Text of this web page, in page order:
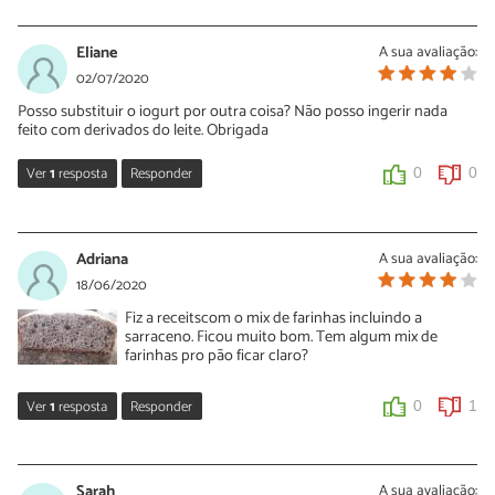
04/08/2020
Oi Fernanda, use uma ou duas formas de pão com
aproximadamente 10 x 20 cm.
A sua avaliação:
Eliane
02/07/2020
Posso substituir o iogurt por outra coisa? Não posso ingerir nada
feito com derivados do leite. Obrigada
Ver1resposta Responder 0 0
03/07/2020
Oi Eliane, neste caso não encontramos substituto para esse
ingrediente, é necessário usar iogurte mesmo mas pode ser um
iogurte sem lactose. Hoje em dia no mercado você encontra
várias opções desse produto.
A sua avaliação:
Adriana
18/06/2020
Fiz a receitscom o mix de farinhas incluindo a
sarraceno. Ficou muito bom. Tem algum mix de
farinhas pro pão ficar claro?
Ver1resposta Responder 0 1
19/06/2020